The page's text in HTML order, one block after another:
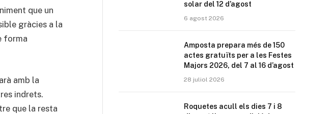
que un
gràcies a la
forma
amb la
indrets.
que la resta
solar del 12 d’agost
6 agost 2026
Amposta prepara més de 150
actes gratuïts per a les Festes
Majors 2026, del 7 al 16 d’agost
28 juliol 2026
Roquetes acull els dies 7 i 8